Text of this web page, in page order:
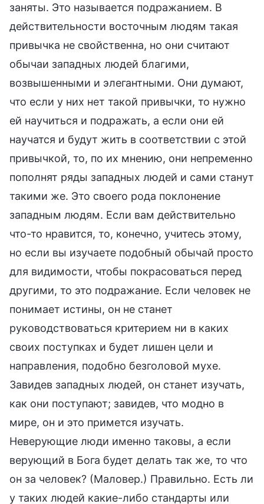
заняты. Это называется подражанием. В
действительности восточным людям такая
привычка не свойственна, но они считают
обычаи западных людей благими,
возвышенными и элегантными. Они думают,
что если у них нет такой привычки, то нужно
ей научиться и подражать, а если они ей
научатся и будут жить в соответствии с этой
привычкой, то, по их мнению, они непременно
пополнят ряды западных людей и сами станут
такими же. Это своего рода поклонение
западным людям. Если вам действительно
что-то нравится, то, конечно, учитесь этому,
но если вы изучаете подобный обычай просто
для видимости, чтобы покрасоваться перед
другими, то это подражание. Если человек не
понимает истины, он не станет
руководствоваться критерием ни в каких
своих поступках и будет лишен цели и
направления, подобно безголовой мухе.
Завидев западных людей, он станет изучать,
как они поступают; завидев, что модно в
мире, он и это примется изучать.
Неверующие люди именно таковы, а если
верующий в Бога будет делать так же, то что
он за человек? (Маловер.) Правильно. Есть ли
у таких людей какие-либо стандарты или